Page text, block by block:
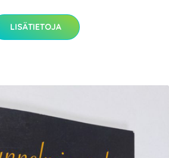
LISÄTIETOJA